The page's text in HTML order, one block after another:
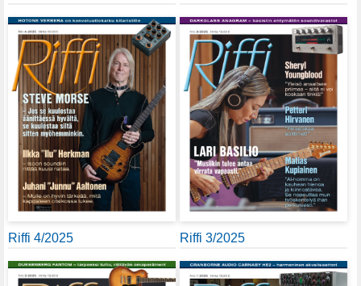
Riffi 4/2025 Riffi 3/2025